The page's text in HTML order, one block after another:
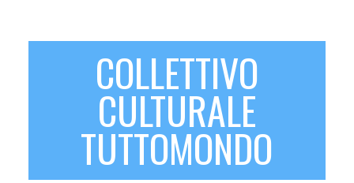
COLLETTIVO
CULTURALE
TUTTOMONDO